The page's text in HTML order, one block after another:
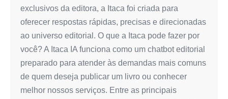
da
Editora
Itacaiúnas
exclusivos da editora, a Itaca foi criada para
oferecer respostas rápidas, precisas e direcionadas
ao universo editorial. O que a Itaca pode fazer por
você? A Itaca IA funciona como um chatbot editorial
preparado para atender às demandas mais comuns
de quem deseja publicar um livro ou conhecer
melhor nossos serviços. Entre as principais